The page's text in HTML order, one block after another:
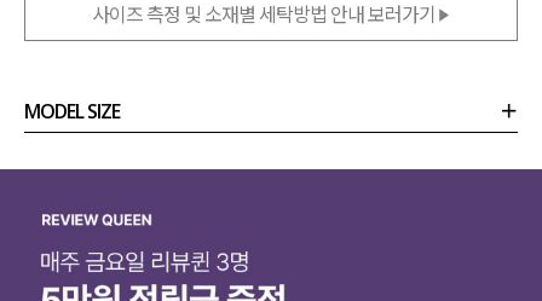
사이즈 측정 및 소재별 세탁방법 안내 보러가기
MODEL SIZE